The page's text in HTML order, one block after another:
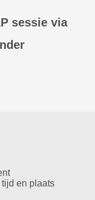
sessie via
en plaats